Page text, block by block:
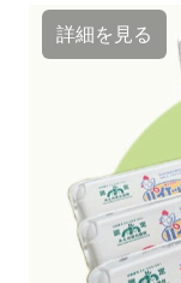
詳細を見る